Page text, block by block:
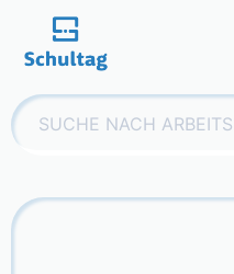
content
Suchen
nach: